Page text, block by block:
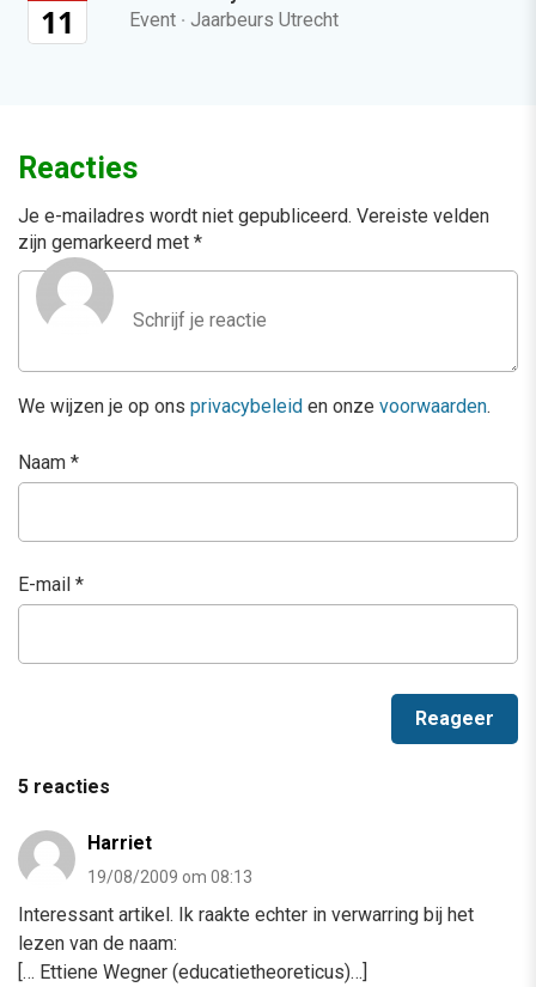
11
Event · Jaarbeurs Utrecht
Reacties
Je e-mailadres wordt niet gepubliceerd. Vereiste velden
zijn gemarkeerd met *
We wijzen je op ons privacybeleid en onze voorwaarden.
Naam *
E-mail *
5 reacties
Harriet
19/08/2009 om 08:13
Interessant artikel. Ik raakte echter in verwarring bij het
lezen van de naam:
[… Ettiene Wegner (educatietheoreticus)…]